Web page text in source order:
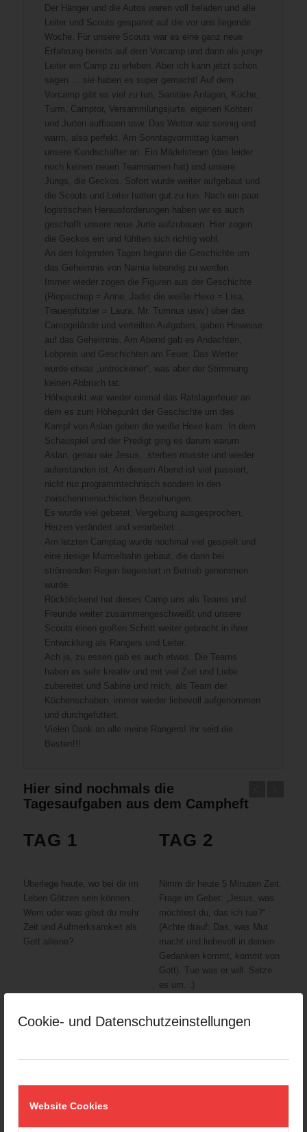
Cookie- und Datenschutzeinstellungen
Website Cookies
Der Hänger und die Autos waren voll beladen und alle
Leiter und Scouts gespannt auf die vor uns liegende
Woche. Für unsere Scouts war es eine ganz neue
Erfahrung bereits auf dem Vorcamp und dann als junge
Leiter ein Camp zu erleben. Aber ich kann jetzt schon
sagen … sie haben es super gemacht! Auf dem
Vorcamp gibt es viel zu tun, Sanitäre Anlagen, Küche,
Turm, Camptor, Versammlungsjurte, eigenen Kohten
und Jurten aufbauen usw. Das Wetter war sonnig und
warm, also perfekt. Am Sonntagvormittag kamen
unsere Kundschafter an. Ein Mädelsteam (das leider
noch keinen neuen Teamnamen hat) und unsere
Jungs, die Geckos. Sofort wurde weiter aufgebaut und
die Scouts und Leiter hatten gut zu tun. Nach ein paar
logistischen Herausforderungen haben wir es auch
geschafft unsere neue Jurte aufzubauen. Hier zogen
die Geckos ein und fühlten sich richtig wohl.
An den folgenden Tagen begann die Geschichte um
das Geheimnis von Narnia lebendig zu werden.
Immer wieder zogen die Figuren aus der Geschichte
(Riepischiep = Anne, Jadis die weiße Hexe = Lisa,
Trauerpfützler = Laura, Mr. Tumnus usw.) über das
Campgelände und verteilten Aufgaben, gaben Hinweise
auf das Geheimnis. Am Abend gab es Andachten,
Lobpreis und Geschichten am Feuer. Das Wetter
wurde etwas „untrockener“, was aber der Stimmung
keinen Abbruch tat.
Höhepunkt war wieder einmal das Ratslagerfeuer an
dem es zum Höhepunkt der Geschichte um des
Kampf von Aslan geben die weiße Hexe kam. In dem
Schauspiel und der Predigt ging es darum warum
Aslan, genau wie Jesus, sterben musste und wieder
auferstanden ist. An diesem Abend ist viel passiert,
nicht nur programmtechnisch sondern in den
zwischenmenschlichen Beziehungen.
Es wurde viel gebetet, Vergebung ausgesprochen,
Herzen verändert und verarbeitet…
Am letzten Camptag wurde nochmal viel gespielt und
eine riesige Murmelbahn gebaut, die dann bei
strömenden Regen begeistert in Betrieb genommen
wurde.
Rückblickend hat dieses Camp uns als Teams und
Freunde weiter zusammengeschweißt und unsere
Scouts einen großen Schritt weiter gebracht in ihrer
Entwicklung als Rangers und Leiter.
Ach ja, zu essen gab es auch etwas. Die Teams
haben es sehr kreativ und mit viel Zeit und Liebe
zubereitet und Sabine und mich, als Team der
Küchenschaben, immer wieder liebevoll aufgenommen
und durchgefüttert.
Vielen Dank an alle meine Rangers! Ihr seid die
Besten!!!
Hier sind nochmals die
Tagesaufgaben aus dem Campheft
TAG 1
Überlege heute, wo bei dir im
Leben Götzen sein können.
Wem oder was gibst du mehr
Zeit und Aufmerksamkeit als
Gott alleine?
TAG 2
Nimm dir heute 5 Minuten Zeit.
Frage im Gebet: „Jesus, was
möchtest du, das ich tue?“
(Achte drauf: Das, was Mut
macht und liebevoll in deinen
Gedanken kommt, kommt von
Gott). Tue was er will. Setze
es um. :)